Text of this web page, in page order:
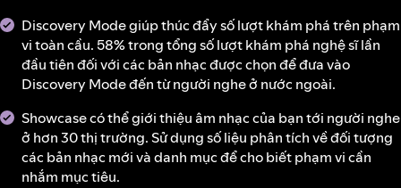
Discovery Mode giúp thúc đẩy số lượt khám phá trên phạm
vi toàn cầu. 58% trong tổng số lượt khám phá nghệ sĩ lần
đầu tiên đối với các bản nhạc được chọn để đưa vào
Discovery Mode đến từ người nghe ở nước ngoài.
Showcase có thể giới thiệu âm nhạc của bạn tới người nghe
ở hơn 30 thị trường. Sử dụng số liệu phân tích về đối tượng
các bản nhạc mới và danh mục để cho biết phạm vi cần
nhắm mục tiêu.